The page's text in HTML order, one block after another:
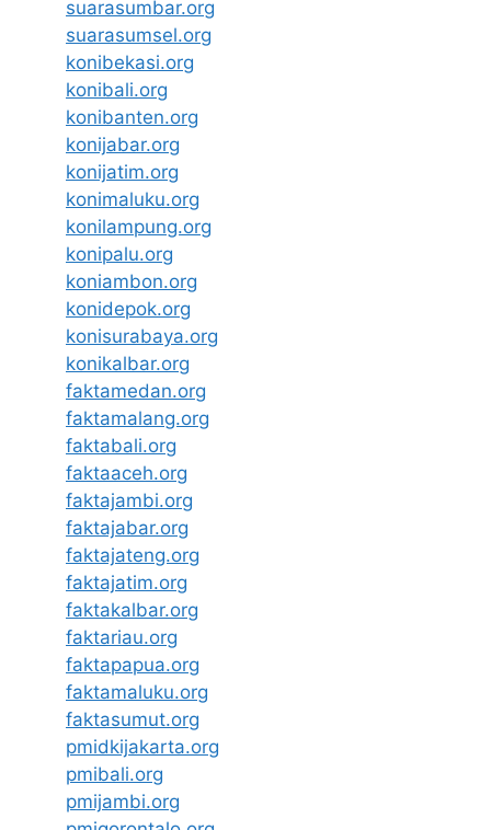
suarasumbar.org
suarasumsel.org
konibekasi.org
konibali.org
konibanten.org
konijabar.org
konijatim.org
konimaluku.org
konilampung.org
konipalu.org
koniambon.org
konidepok.org
konisurabaya.org
konikalbar.org
faktamedan.org
faktamalang.org
faktabali.org
faktaaceh.org
faktajambi.org
faktajabar.org
faktajateng.org
faktajatim.org
faktakalbar.org
faktariau.org
faktapapua.org
faktamaluku.org
faktasumut.org
pmidkijakarta.org
pmibali.org
pmijambi.org